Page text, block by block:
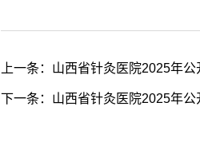
上一条： 山西省针灸医院2025年
下一条： 山西省针灸医院2025年